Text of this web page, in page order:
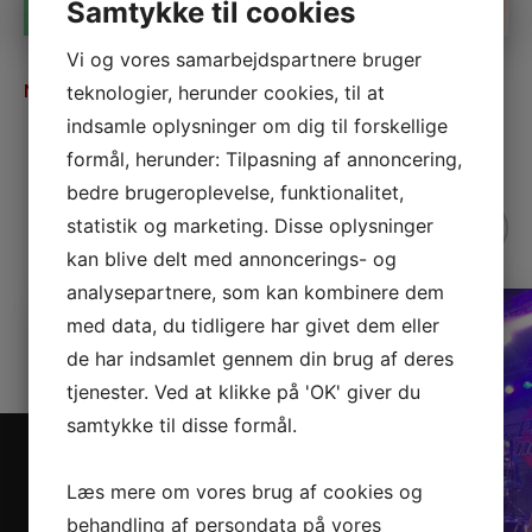
NOV MARK LE FÊVRE
Ledige billetter
Samtykke til cookies
Vi og vores samarbejdspartnere bruger
teknologier, herunder cookies, til at
indsamle oplysninger om dig til forskellige
formål, herunder: Tilpasning af annoncering,
bedre brugeroplevelse, funktionalitet,
statistik og marketing. Disse oplysninger
kan blive delt med annoncerings- og
analysepartnere, som kan kombinere dem
med data, du tidligere har givet dem eller
de har indsamlet gennem din brug af deres
tjenester. Ved at klikke på 'OK' giver du
samtykke til disse formål.
Læs mere om vores brug af cookies og
behandling af persondata på vores